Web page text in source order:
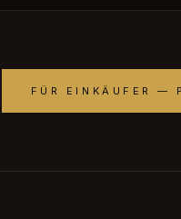
FÜR EINKÄUFER —